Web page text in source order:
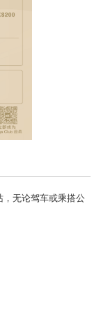
无论驾车或乘搭公